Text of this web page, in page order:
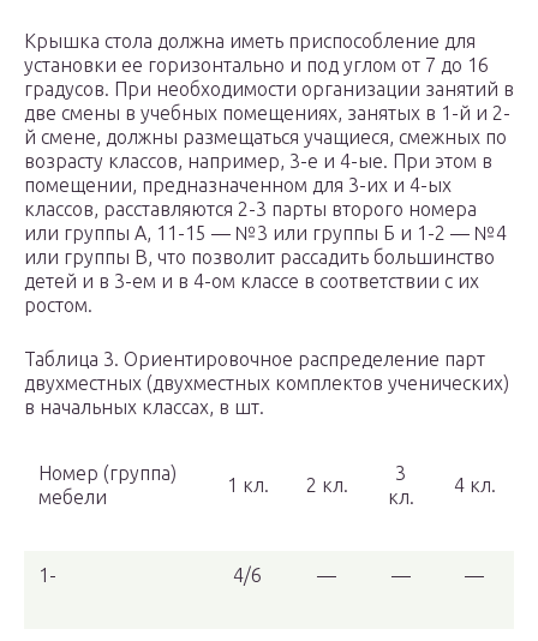
Крышка стола должна иметь приспособление для
установки ее горизонтально и под углом от 7 до 16
градусов. При необходимости организации занятий в
две смены в учебных помещениях, занятых в 1-й и 2-
й смене, должны размещаться учащиеся, смежных по
возрасту классов, например, 3-е и 4-ые. При этом в
помещении, предназначенном для 3-их и 4-ых
классов, расставляются 2-3 парты второго номера
или группы А, 11-15 — №3 или группы Б и 1-2 — №4
или группы В, что позволит рассадить большинство
детей и в 3-ем и в 4-ом классе в соответствии с их
ростом.
Таблица 3. Ориентировочное распределение парт
двухместных (двухместных комплектов ученических)
в начальных классах, в шт.
Номер (группа)
мебели
1 кл. 2 кл.
3
кл.
4 кл.
1- 4/6 — — —